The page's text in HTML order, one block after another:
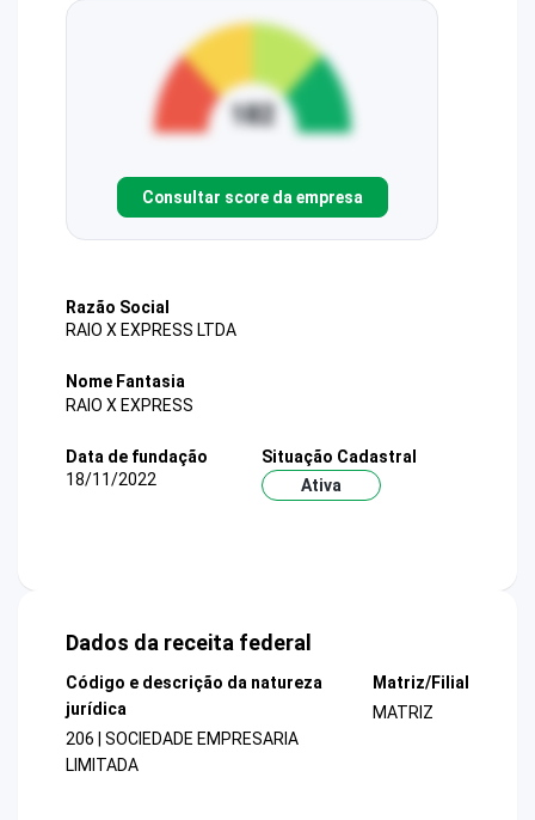
Consultar score da empresa
Razão Social
RAIO X EXPRESS LTDA
Nome Fantasia
RAIO X EXPRESS
Data de fundação
18/11/2022
Situação Cadastral
Ativa
Dados da receita federal
Código e descrição da natureza
jurídica
206 | SOCIEDADE EMPRESARIA
LIMITADA
Matriz/Filial
MATRIZ